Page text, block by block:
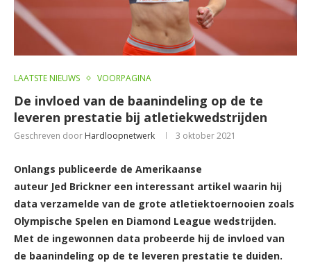
LAATSTE NIEUWS VOORPAGINA
De invloed van de baanindeling op de te
leveren prestatie bij atletiekwedstrijden
Geschreven door Hardloopnetwerk 3 oktober 2021
Onlangs publiceerde de Amerikaanse
auteur Jed Brickner een interessant artikel waarin hij
data verzamelde van de grote atletiektoernooien zoals
Olympische Spelen en Diamond League wedstrijden.
Met de ingewonnen data probeerde hij de invloed van
de baanindeling op de te leveren prestatie te duiden.